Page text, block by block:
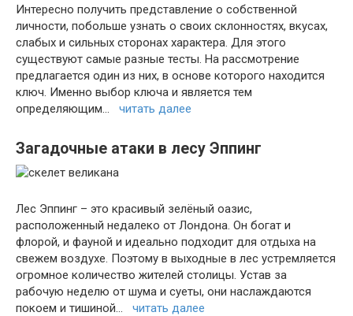
Интересно получить представление о собственной
личности, побольше узнать о своих склонностях, вкусах,
слабых и сильных сторонах характера. Для этого
существуют самые разные тесты. На рассмотрение
предлагается один из них, в основе которого находится
ключ. Именно выбор ключа и является тем
определяющим… читать далее
Загадочные атаки в лесу Эппинг
Лес Эппинг – это красивый зелёный оазис,
расположенный недалеко от Лондона. Он богат и
флорой, и фауной и идеально подходит для отдыха на
свежем воздухе. Поэтому в выходные в лес устремляется
огромное количество жителей столицы. Устав за
рабочую неделю от шума и суеты, они наслаждаются
покоем и тишиной… читать далее